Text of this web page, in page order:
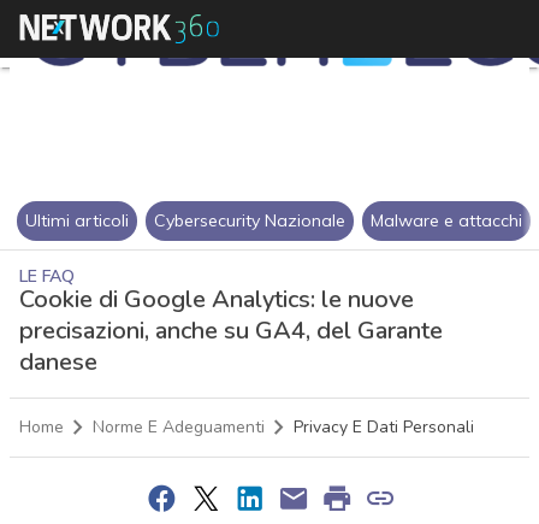
Ultimi articoli Cybersecurity Nazionale Malware e attacchi
LE FAQ
Cookie di Google Analytics: le nuove
precisazioni, anche su GA4, del Garante
danese
Home Norme E Adeguamenti Privacy E Dati Personali